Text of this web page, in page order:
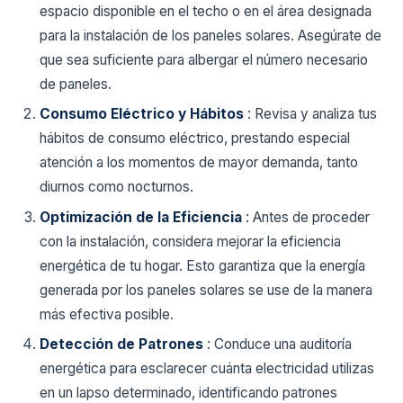
espacio disponible en el techo o en el área designada
para la instalación de los paneles solares. Asegúrate de
que sea suficiente para albergar el número necesario
de paneles.
Consumo Eléctrico y Hábitos : Revisa y analiza tus
hábitos de consumo eléctrico, prestando especial
atención a los momentos de mayor demanda, tanto
diurnos como nocturnos.
Optimización de la Eficiencia : Antes de proceder
con la instalación, considera mejorar la eficiencia
energética de tu hogar. Esto garantiza que la energía
generada por los paneles solares se use de la manera
más efectiva posible.
Detección de Patrones : Conduce una auditoría
energética para esclarecer cuánta electricidad utilizas
en un lapso determinado, identificando patrones